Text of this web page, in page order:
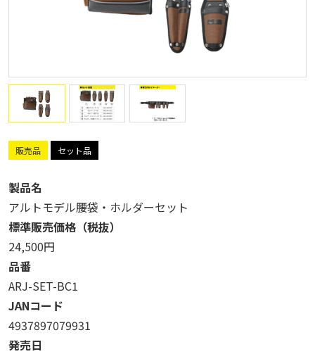
販売品 セット品
製品名
アルトモデル腰袋・ホルダーセット
標準販売価格（税抜）
24,500円
品番
ARJ-SET-BC1
JANコード
4937897079931
発売日